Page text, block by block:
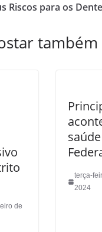
Riscos para os
também
de
terça-
2024